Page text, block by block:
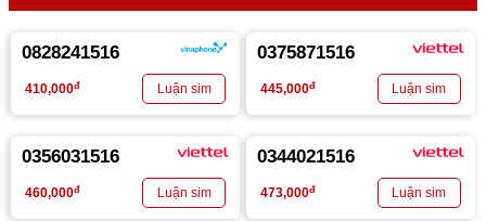
0828241516
410,000đ
0375871516
445,000đ
0356031516
460,000đ
0344021516
473,000đ